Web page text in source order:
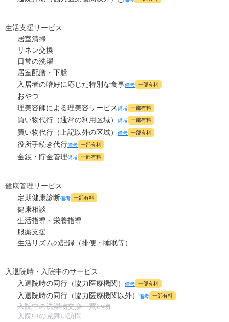
生活支援サービス
居室清掃
リネン交換
日常の洗濯
居室配膳・下膳
入居者の嗜好に応じた特別な食事備考 一部有料
おやつ
理美容師による理美容サービス備考 一部有料
買い物代行（通常の利用区域） 備考 一部有料
買い物代行（上記以外の区域） 備考 一部有料
役所手続き代行備考 一部有料
金銭・貯金管理備考 一部有料
健康管理サービス
定期健康診断備考 一部有料
健康相談
生活指導・栄養指導
服薬支援
生活リズムの記録（排便・睡眠等）
入退院時・入院中のサービス
入退院時の同行（協力医療機関） 備考 一部有料
入退院時の同行（協力医療機関以外） 備考 一部有料
入院中の洗濯物交換・買い物
入院中の見舞い訪問